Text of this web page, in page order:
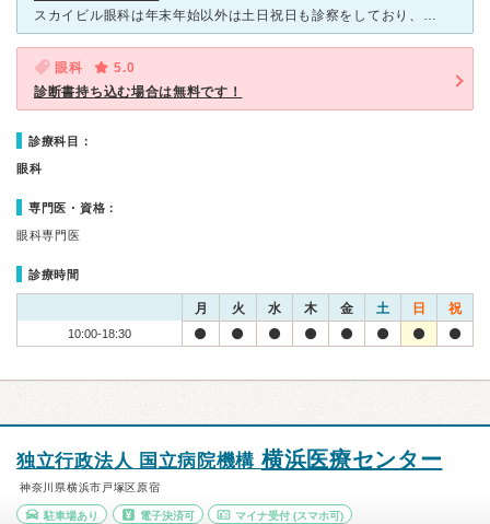
スカイビル眼科は年末年始以外は土日祝日も診察をしており、ウイークデーには通えない人でも通えるのがメリットです。 土曜日の午前中が手術日ですので、土曜の午前中と日曜日（前日の手術患者さん優先のため）の
眼科
5.0
診断書持ち込む場合は無料です！
診療科目：
眼科
専門医・資格：
眼科専門医
診療時間
月 火 水 木 金 土 日 祝
10:00-18:30
独立行政法人 国立病院機構 横浜医療センター
神奈川県横浜市戸塚区原宿
駐車場あり 電子決済可 マイナ受付 (スマホ可)